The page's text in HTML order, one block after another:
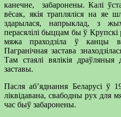
канечне, забаронены. Калі
вёсак, якія трапляліся на яе
здарылася, напрыклад, з
перасялілі быццам бы ў
мяжа праходзіла ў канцы
Пагранічная застава
Там стаялі вялікія драўляныя
заставы.
Пасля аб’яднання Беларусі ў
ліквідавана, свабодны рух для
час быў забаронены.